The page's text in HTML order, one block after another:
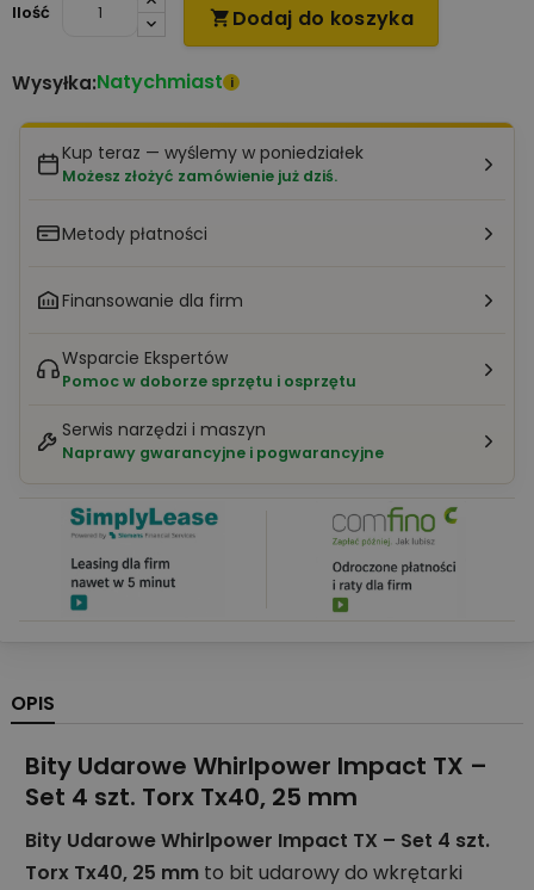
Ilość
 Dodaj do koszyka
Wysyłka:Natychmiast i
Kup teraz — wyślemy w poniedziałek
Możesz złożyć zamówienie już dziś.
Metody płatności
Finansowanie dla firm
Wsparcie Ekspertów
Pomoc w doborze sprzętu i osprzętu
Serwis narzędzi i maszyn
Naprawy gwarancyjne i pogwarancyjne
OPIS
Bity Udarowe Whirlpower Impact TX –
Set 4 szt. Torx Tx40, 25 mm
Bity Udarowe Whirlpower Impact TX – Set 4 szt.
Torx Tx40, 25 mm to bit udarowy do wkrętarki